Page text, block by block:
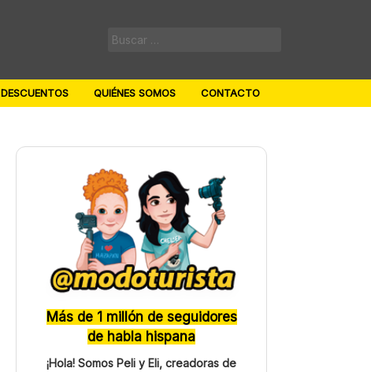
Buscar:
DESCUENTOS QUIÉNES SOMOS CONTACTO
Más de 1 millón de seguidores
de habla hispana
¡Hola! Somos Peli y Eli, creadoras de